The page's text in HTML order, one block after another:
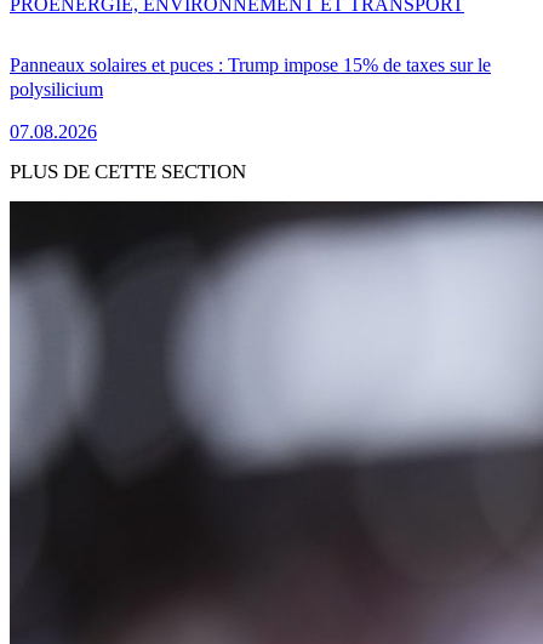
Panneaux solaires et puces : Trump impose 15% de taxes sur le
polysilicium
07.08.2026
PROENERGIE, ENVIRONNEMENT ET TRANSPORT
PLUS DE CETTE SECTION